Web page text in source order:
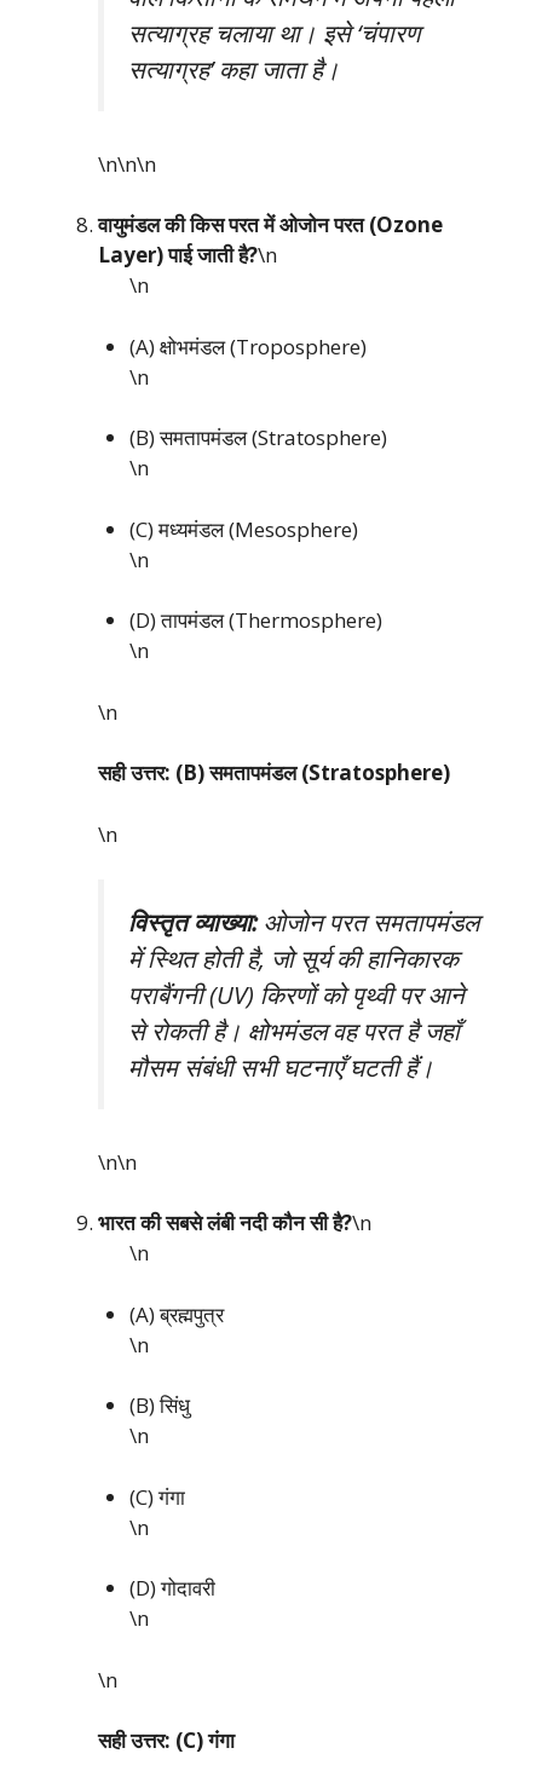
सत्याग्रह चलाया था। इसे ‘चंपारण
सत्याग्रह’ कहा जाता है।
\n\n\n
वायुमंडल की किस परत में ओजोन परत (Ozone
Layer) पाई जाती है?\n
\n
(A) क्षोभमंडल (Troposphere)
\n
(B) समतापमंडल (Stratosphere)
\n
(C) मध्यमंडल (Mesosphere)
\n
(D) तापमंडल (Thermosphere)
\n
\n
सही उत्तर: (B) समतापमंडल (Stratosphere)
\n
विस्तृत व्याख्या:ओजोन परत समतापमंडल
में स्थित होती है, जो सूर्य की हानिकारक
पराबैंगनी (UV) किरणों को पृथ्वी पर आने
से रोकती है। क्षोभमंडल वह परत है जहाँ
मौसम संबंधी सभी घटनाएँ घटती हैं।
\n\n
भारत की सबसे लंबी नदी कौन सी है?\n
\n
(A) ब्रह्मपुत्र
\n
(B) सिंधु
\n
(C) गंगा
\n
(D) गोदावरी
\n
\n
सही उत्तर: (C) गंगा